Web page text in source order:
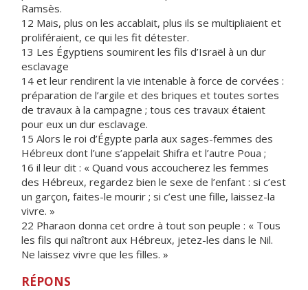
Ramsès.
12 Mais, plus on les accablait, plus ils se multipliaient et
proliféraient, ce qui les fit détester.
13 Les Égyptiens soumirent les fils d’Israël à un dur
esclavage
14 et leur rendirent la vie intenable à force de corvées :
préparation de l’argile et des briques et toutes sortes
de travaux à la campagne ; tous ces travaux étaient
pour eux un dur esclavage.
15 Alors le roi d’Égypte parla aux sages-femmes des
Hébreux dont l’une s’appelait Shifra et l’autre Poua ;
16 il leur dit : « Quand vous accoucherez les femmes
des Hébreux, regardez bien le sexe de l’enfant : si c’est
un garçon, faites-le mourir ; si c’est une fille, laissez-la
vivre. »
22 Pharaon donna cet ordre à tout son peuple : « Tous
les fils qui naîtront aux Hébreux, jetez-les dans le Nil.
Ne laissez vivre que les filles. »
RÉPONS